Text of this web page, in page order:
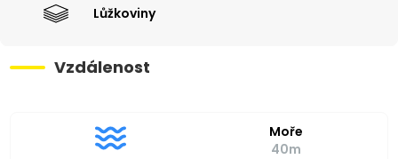
Lůžkoviny
Vzdálenost
Moře
40m